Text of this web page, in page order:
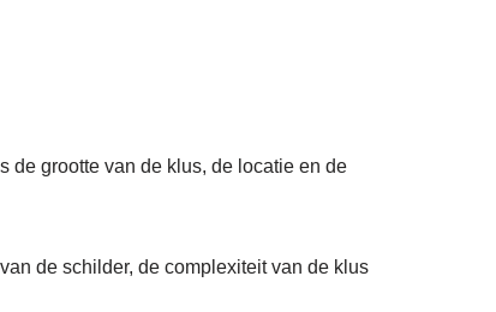
de grootte van de klus, de locatie en de
de schilder, de complexiteit van de klus